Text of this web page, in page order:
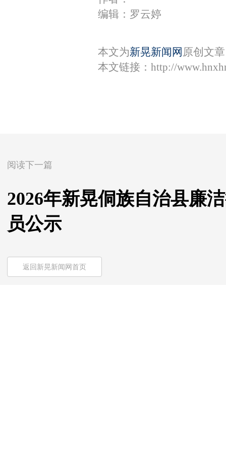
编辑：罗云婷
本文为新晃新闻网 原创文
本文链接： http://
阅读下一篇
2026年新晃侗族自治县廉
员公示
返回新晃新闻网首页